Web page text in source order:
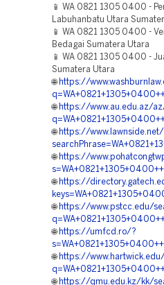
📱 WA 0821 1305 0400 -
Labuhanbatu Utara
📱 WA 0821 1305 0400 -
Bedagai Sumatera Utara
📱 WA 0821 1305 0400 -
Sumatera Utara
🌐 https://
🌐 https://www.au.edu.az/
🌐 https://
🌐 https://
🌐 https://
🌐 https://www.pstcc.edu/
🌐 https://umfcd.ro/?
🌐 https://
🌐 https://qmu.edu.kz/kk/